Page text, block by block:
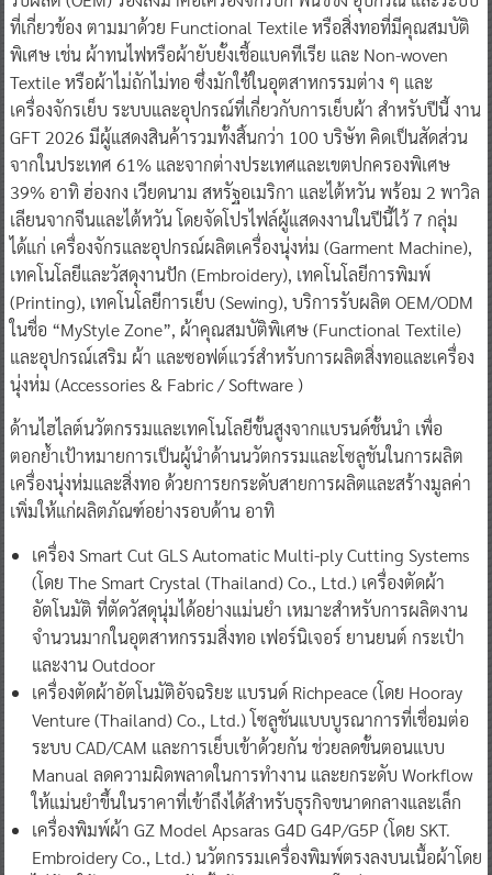
ที่เกี่ยวข้อง ตามมาด้วย Functional Textile หรือสิ่งทอที่มีคุณสมบัติ
พิเศษ เช่น ผ้าทนไฟหรือผ้ายับยั้งเชื้อแบคทีเรีย และ Non-woven
Textile หรือผ้าไม่ถักไม่ทอ ซึ่งมักใช้ในอุตสาหกรรมต่าง ๆ และ
เครื่องจักรเย็บ ระบบและอุปกรณ์ที่เกี่ยวกับการเย็บผ้า สำหรับปีนี้ งาน
GFT 2026 มีผู้แสดงสินค้ารวมทั้งสิ้นกว่า 100 บริษัท คิดเป็นสัดส่วน
จากในประเทศ 61% และจากต่างประเทศและเขตปกครองพิเศษ
39% อาทิ ฮ่องกง เวียดนาม สหรัฐอเมริกา และไต้หวัน พร้อม 2 พาวิล
เลียนจากจีนและไต้หวัน โดยจัดโปรไฟล์ผู้แสดงงานในปีนี้ไว้ 7 กลุ่ม
ได้แก่ เครื่องจักรและอุปกรณ์ผลิตเครื่องนุ่งห่ม (Garment Machine),
เทคโนโลยีและวัสดุงานปัก (Embroidery), เทคโนโลยีการพิมพ์
(Printing), เทคโนโลยีการเย็บ (Sewing), บริการรับผลิต OEM/ODM
ในชื่อ “MyStyle Zone”, ผ้าคุณสมบัติพิเศษ (Functional Textile)
และอุปกรณ์เสริม ผ้า และซอฟต์แวร์สำหรับการผลิตสิ่งทอและเครื่อง
นุ่งห่ม (Accessories & Fabric / Software )
ด้านไฮไลต์นวัตกรรมและเทคโนโลยีขั้นสูงจากแบรนด์ชั้นนำ เพื่อ
ตอกย้ำเป้าหมายการเป็นผู้นำด้านนวัตกรรมและโซลูชันในการผลิต
เครื่องนุ่งห่มและสิ่งทอ ด้วยการยกระดับสายการผลิตและสร้างมูลค่า
เพิ่มให้แก่ผลิตภัณฑ์อย่างรอบด้าน อาทิ
เครื่อง Smart Cut GLS Automatic Multi-ply Cutting Systems
(โดย The Smart Crystal (Thailand) Co., Ltd.) เครื่องตัดผ้า
อัตโนมัติ ที่ตัดวัสดุนุ่มได้อย่างแม่นยำ เหมาะสำหรับการผลิตงาน
จำนวนมากในอุตสาหกรรมสิ่งทอ เฟอร์นิเจอร์ ยานยนต์ กระเป๋า
และงาน Outdoor
เครื่องตัดผ้าอัตโนมัติอัจฉริยะ แบรนด์ Richpeace (โดย Hooray
Venture (Thailand) Co., Ltd.) โซลูชันแบบบูรณาการที่เชื่อมต่อ
ระบบ CAD/CAM และการเย็บเข้าด้วยกัน ช่วยลดขั้นตอนแบบ
Manual ลดความผิดพลาดในการทำงาน และยกระดับ Workflow
ให้แม่นยำขึ้นในราคาที่เข้าถึงได้สำหรับธุรกิจขนาดกลางและเล็ก
เครื่องพิมพ์ผ้า GZ Model Apsaras G4D G4P/G5P (โดย SKT.
Embroidery Co., Ltd.) นวัตกรรมเครื่องพิมพ์ตรงลงบนเนื้อผ้าโดย